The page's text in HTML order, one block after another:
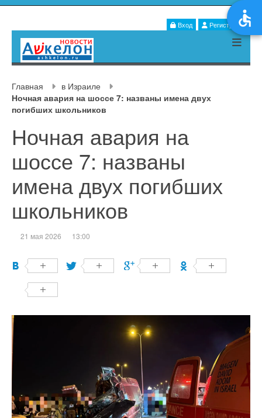
Вход Регистрация
Главная
в Израиле
Ночная авария на шоссе 7: названы имена двух
погибших школьников
Ночная авария на
шоссе 7: названы
имена двух погибших
школьников
21 мая 2026 13:00